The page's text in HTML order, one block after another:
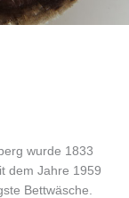
wurde 1833
dem Jahre 1959
Bettwäsche.